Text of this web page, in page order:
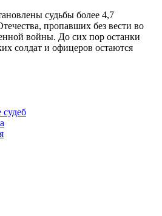
судьбы более 4,7
, пропавших без вести во
войны. До сих пор останки
солдат и офицеров остаются
судеб